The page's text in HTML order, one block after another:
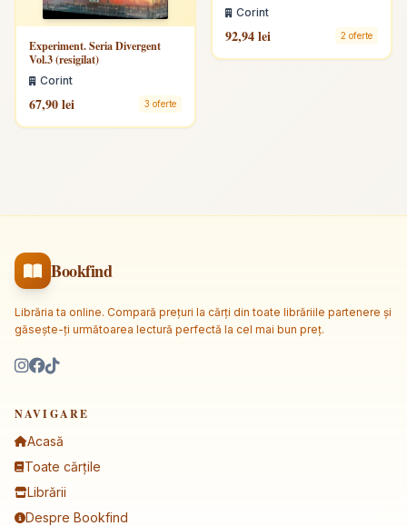
Experiment. Seria Divergent
Vol.3 (resigilat)
Corint
67,90 lei 3 oferte
Corint
92,94 lei 2 oferte
Bookfind
Librăria ta online. Compară prețuri la cărți din toate librăriile partenere și
găsește-ți următoarea lectură perfectă la cel mai bun preț.
NAVIGARE
Acasă
Toate cărțile
Librării
Despre Bookfind